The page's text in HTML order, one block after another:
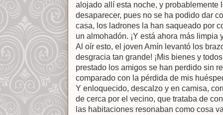
alojado allí esta noche, y probablemente
desaparecer, pues no se ha podido dar
casa, los ladrones la han saqueado por
un almohadón. ¡Y está ahora más limpia
Al oír esto, el joven Amín levantó los
desgracia tan grande! ¡Mis bienes y
prestado los amigos se han perdido sin
comparado con la pérdida de mis
Y enloquecido, descalzo y en camisa,
de cerca por el vecino, que trataba de
las habitaciones resonaban como cosa